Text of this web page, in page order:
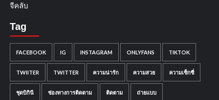
จีคลับ
Tag
FACEBOOK IG INSTAGRAM ONLYFANS TIKTOK
TWIITER TWITTER ความน่ารัก ความสวย ความเซ็กซี่
ชุดบิกินี ช่องทางการติดตาม ติดตาม ถ่ายแบบ